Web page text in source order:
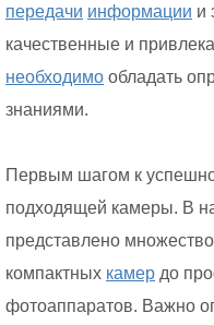
передачи информации и
качественные и
необходимо обладать
знаниями.
Первым шагом к
подходящей камеры. В
представлено
компактных камер до
фотоаппаратов. Важно